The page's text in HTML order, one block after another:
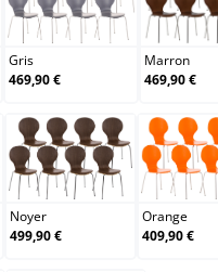
Gris
Gris
469,90 €
Marron
469,90 €
Noyer
Noyer
499,90 €
Orange
409,90 €